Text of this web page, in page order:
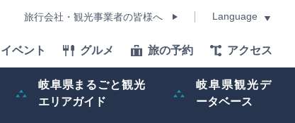
旅行会社・観光事業者の皆様へ Language
イベント グルメ 旅の予約 アクセス
岐阜県まるごと観光
エリアガイド
岐阜県観光デ
ータベース